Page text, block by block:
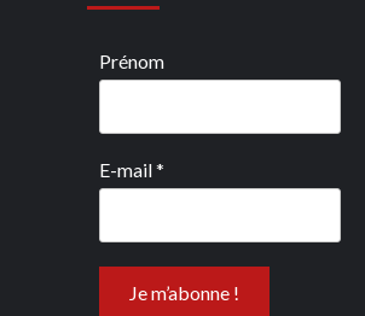
Prénom
E-mail*